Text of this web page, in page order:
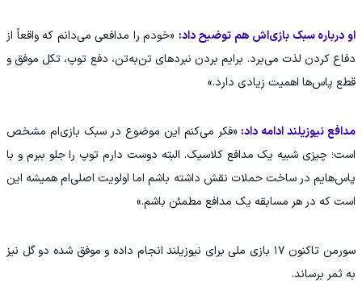
او درباره سبک بازی‌اش هم توضیح داد: «خودم را مدافعی می‌دانم که واقعاً از
دفاع کردن لذت می‌برد. برایم بردن نبردهای تن‌به‌تن، دفع توپ، تکل موفق و
قطع پاس‌ها اهمیت زیادی دارد.»
مدافع نیوزیلند ادامه داد: «فکر می‌کنم این موضوع در سبک بازی‌ام مشخص
است؛ چیزی شبیه یک مدافع کلاسیک. البته دوست دارم توپ را جلو ببرم و با
پاس‌هایم در ساخت حملات نقش داشته باشم اما اولویت اصلی‌ام همیشه این
است که در هر مسابقه یک مدافع مطمئن باشم.»
سورمن تاکنون ۱۷ بازی ملی برای نیوزیلند انجام داده و موفق شده دو گل نیز
به ثمر برساند.